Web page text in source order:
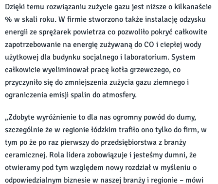
Dzięki temu rozwiązaniu zużycie gazu jest niższe o kilkanaście
% w skali roku. W firmie stworzono także instalację odzysku
energii ze sprężarek powietrza co pozwoliło pokryć całkowite
zapotrzebowanie na energię zużywaną do CO i ciepłej wody
użytkowej dla budynku socjalnego i laboratorium. System
całkowicie wyeliminował pracę kotła grzewczego, co
przyczyniło się do zmniejszenia zużycia gazu ziemnego i
ograniczenia emisji spalin do atmosfery.
„Zdobyte wyróżnienie to dla nas ogromny powód do dumy,
szczególnie że w regionie łódzkim trafiło ono tylko do firm, w
tym po że po raz pierwszy do przedsiębiorstwa z branży
ceramicznej. Rola lidera zobowiązuje i jesteśmy dumni, że
otwieramy pod tym względem nowy rozdział w myśleniu o
odpowiedzialnym biznesie w naszej branży i regionie – mówi